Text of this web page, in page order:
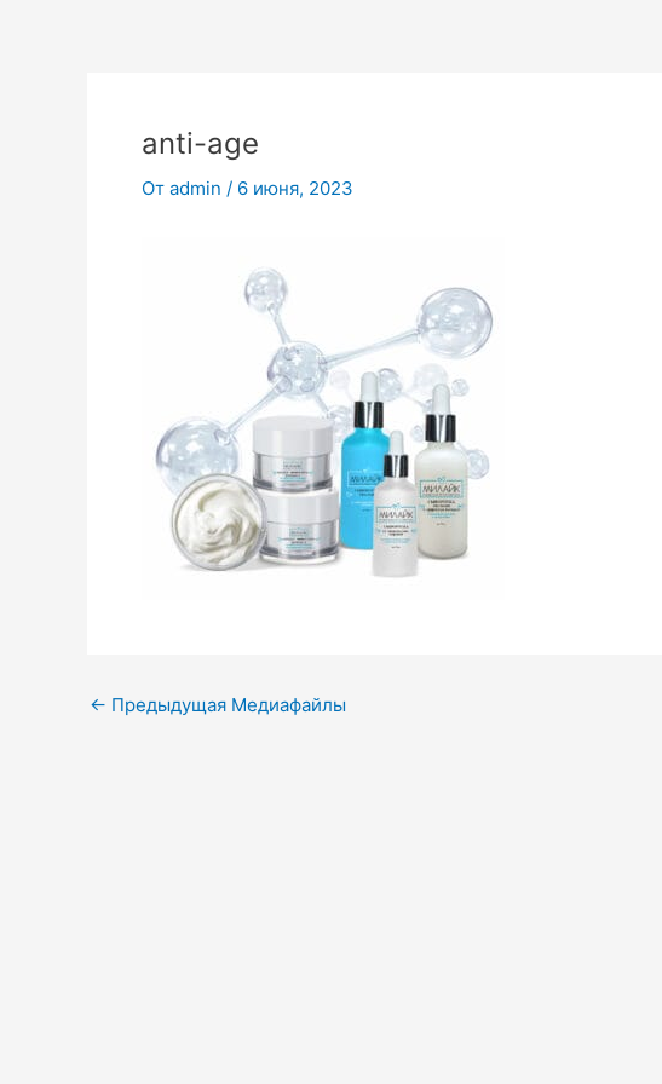
anti-age
От admin / 6 июня, 2023
← Предыдущая Медиафайлы